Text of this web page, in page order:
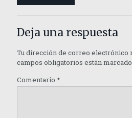
Deja una respuesta
Tu dirección de correo electrónico
campos obligatorios están
Comentario *